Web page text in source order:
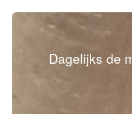
Dagelijks de